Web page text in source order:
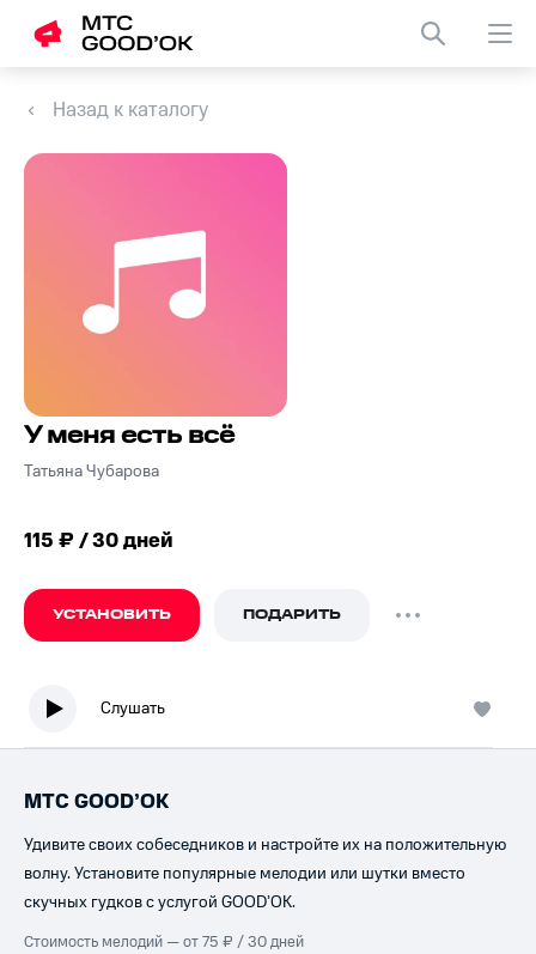
Назад к каталогу
У меня есть всё
Татьяна Чубарова
115 ₽ / 30 дней
УСТАНОВИТЬ ПОДАРИТЬ
Слушать
МТС GOOD’OK
Удивите своих собеседников и настройте их на положительную
волну. Установите популярные мелодии или шутки вместо
скучных гудков с услугой GOOD’OK.
Стоимость мелодий — от 75 ₽ / 30 дней